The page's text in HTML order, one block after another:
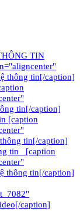
TIN
thông tin[/caption]
tin[/caption]
[caption
tin[/caption]
tin [caption
thông tin[/caption]
caption]